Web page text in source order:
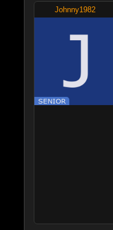
Johnny1982